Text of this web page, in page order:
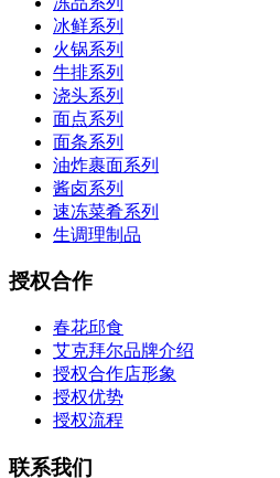
冰鲜系列
火锅系列
牛排系列
浇头系列
面点系列
面条系列
油炸裹面系列
酱卤系列
速冻菜肴系列
生调理制品
授权合作
春花邱食
艾克拜尔品牌介绍
授权合作店形象
授权优势
授权流程
联系我们